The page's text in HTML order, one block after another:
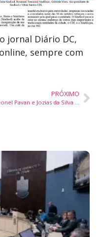
jornal Diário DC,
sempre com
PRÓXIMO
Leonel Pavan e Jozias da Silva visitam a Rede Feminina de Combate ao Câncer de Camboriú